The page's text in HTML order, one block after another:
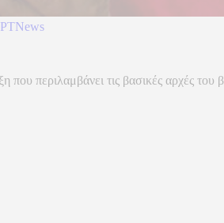
που περιλαμβάνει τις βασικές αρχές